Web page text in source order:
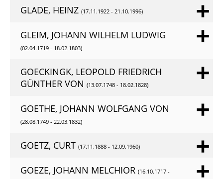
GLADE, HEINZ (17.11.1922 - 21.10.1996)
GLEIM, JOHANN WILHELM LUDWIG
(02.04.1719 - 18.02.1803)
GOECKINGK, LEOPOLD FRIEDRICH
GÜNTHER VON (13.07.1748 - 18.02.1828)
GOETHE, JOHANN WOLFGANG VON
(28.08.1749 - 22.03.1832)
GOETZ, CURT (17.11.1888 - 12.09.1960)
GOEZE, JOHANN MELCHIOR (16.10.1717 -